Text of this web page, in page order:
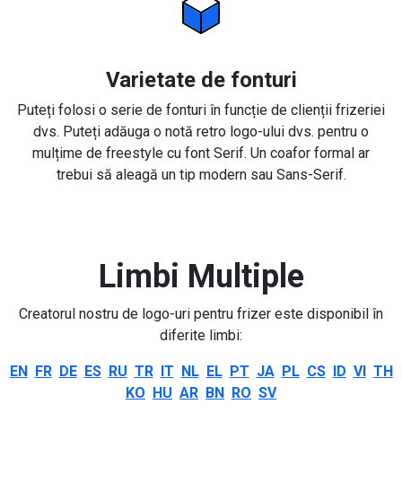
Varietate de fonturi
Puteți folosi o serie de fonturi în funcție de clienții frizeriei
dvs. Puteți adăuga o notă retro logo-ului dvs. pentru o
mulțime de freestyle cu font Serif. Un coafor formal ar
trebui să aleagă un tip modern sau Sans-Serif.
Limbi Multiple
Creatorul nostru de logo-uri pentru frizer este disponibil în
diferite limbi:
EN FR DE ES RU TR IT NL EL PT JA PL CS ID VI TH
KO HU AR BN RO SV